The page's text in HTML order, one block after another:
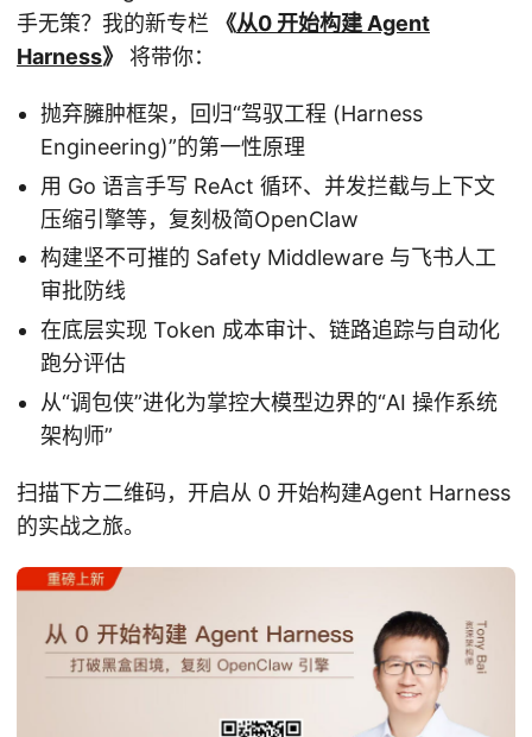
手无策？我的新专栏
《从0 开始构建 Agent
Harness》 将带你：
抛弃臃肿框架，回归“驾驭工程 (Harness
Engineering)”的第一性原理
用 Go 语言手写 ReAct 循环、并发拦截与上下文
压缩引擎等，复刻极简OpenClaw
构建坚不可摧的 Safety Middleware 与飞书人工
审批防线
在底层实现 Token 成本审计、链路追踪与自动化
跑分评估
从“调包侠”进化为掌控大模型边界的“AI 操作系统
架构师”
扫描下方二维码，开启从 0 开始构建Agent Harness
的实战之旅。